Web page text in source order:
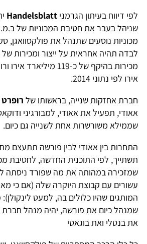
לפי דיווח בעיתון הגרמני Handelsblatt
שניהל בעבר את חטיבת המכוניות של
מכוניות נוסעים שתנהל את פולקסוואגן,
אירו לפי נתוני 2014.
חברת אחזקות שנייה, בראשותו של
אאודי, תפעיל את אאודי, למבורגיני
שממילא משורשרות אחת לשנייה גם כיום.
התחרות בין אאודי לבין פורשה תתעצם
תשתייך, לפי התוכנית החדשה, לחטיבת
שמזכירה במהותה את מה שפורד ניסתה
עשורים עם קבוצת היוקרה שלה (אם כי
המותגים שהיו כלולים בה, למעט לינקולן):
שמנהל כיום את פורשה, יהיה מנהל
את בנטלי ואת בוגאטי